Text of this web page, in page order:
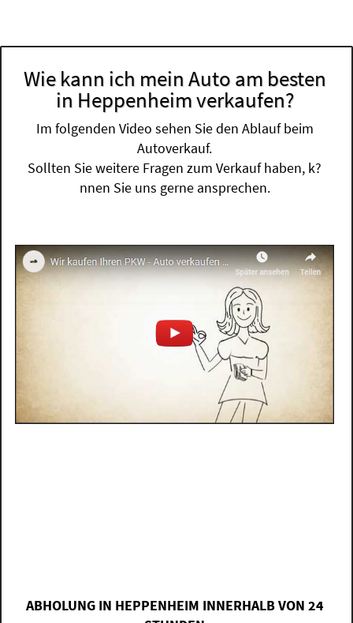
Wie kann ich mein Auto am besten
in Heppenheim verkaufen?
Im folgenden Video sehen Sie den Ablauf beim
Autoverkauf.
Sollten Sie weitere Fragen zum Verkauf haben, k?
nnen Sie uns gerne ansprechen.
ABHOLUNG IN HEPPENHEIM INNERHALB VON 24